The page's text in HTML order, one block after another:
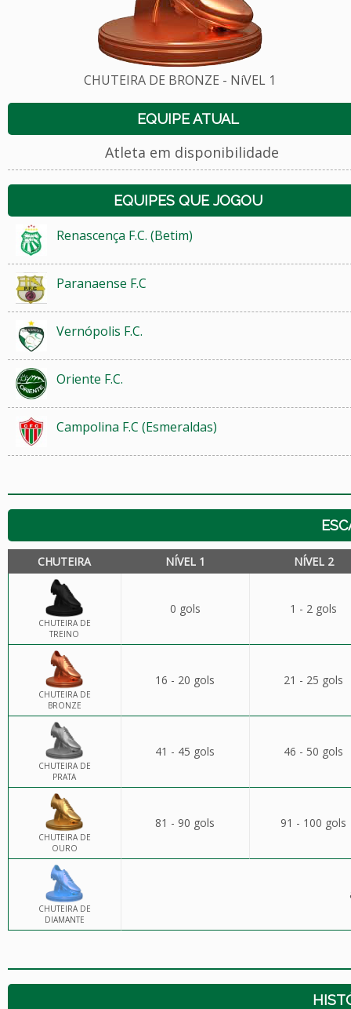
CHUTEIRA DE BRONZE - NíVEL 1
EQUIPE ATUAL
Atleta em disponibilidade
EQUIPES QUE JOGOU
Renascença F.C. (Betim)
Paranaense F.C
Vernópolis F.C.
Oriente F.C.
Campolina F.C (Esmeraldas)
CHUTEIRA NÍVEL 1 NÍVEL 2
CHUTEIRA DE
TREINO
0 gols 1 - 2 gols
CHUTEIRA DE
BRONZE
16 - 20 gols 21 - 25 gols
CHUTEIRA DE
PRATA
41 - 45 gols 46 - 50 gols
CHUTEIRA DE
OURO
81 - 90 gols 91 - 100 gols
CHUTEIRA DE
DIAMANTE